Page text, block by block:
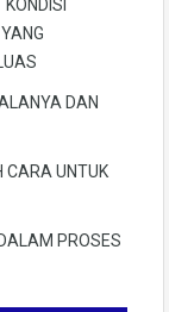
DAN
CARA UNTUK
PROSES